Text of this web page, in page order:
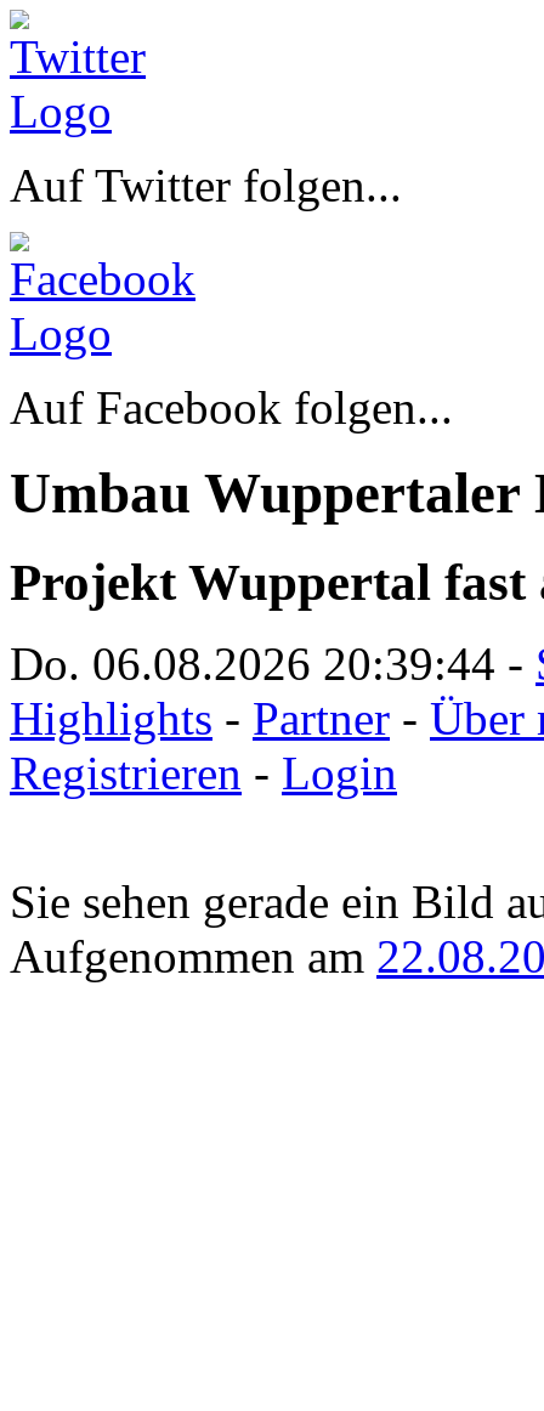
Auf Twitter folgen...
Auf Facebook folgen...
Umbau Wuppertaler
Projekt Wuppertal fast
Do. 06.08.2026 20:39:44 -
Highlights - Partner - Über
Registrieren - Login
Sie sehen gerade ein Bild
Aufgenommen am